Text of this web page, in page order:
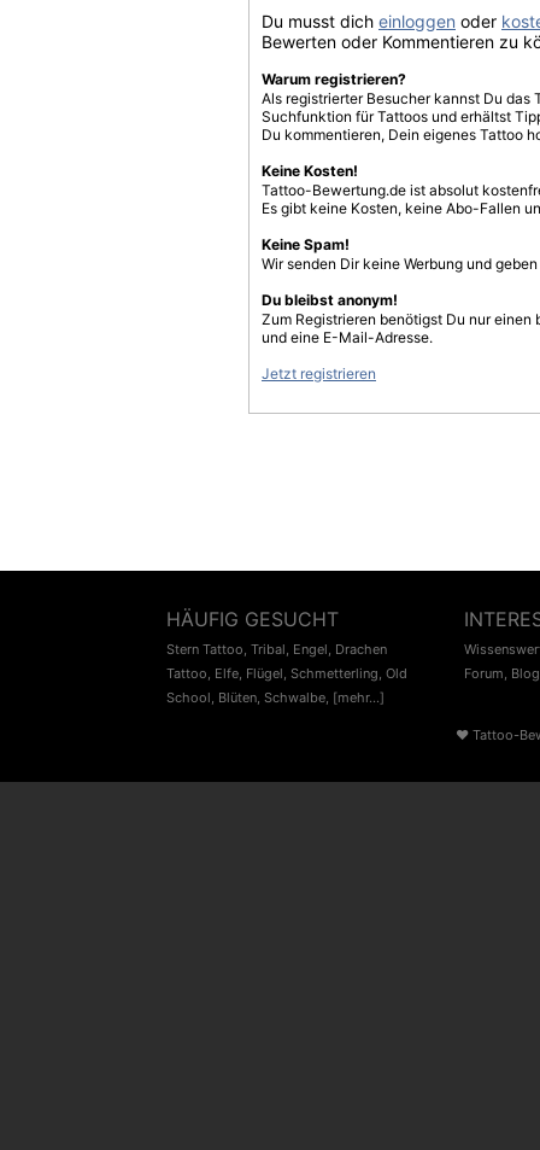
Du musst dich einloggen oder
Bewerten oder Kommentieren zu
Warum registrieren?
Als registrierter Besucher kannst Du
Suchfunktion für Tattoos und erhältst
Du kommentieren, Dein eigenes Tattoo
Keine Kosten!
Tattoo-Bewertung.de ist absolut
Es gibt keine Kosten, keine Abo-Fallen
Keine Spam!
Wir senden Dir keine Werbung und
Du bleibst anonym!
Zum Registrieren benötigst Du nur einen
und eine E-Mail-Adresse.
Jetzt registrieren
HÄUFIG GESUCHT
Stern Tattoo, Tribal, Engel, Drachen
Tattoo, Elfe, Flügel, Schmetterling, Old
School, Blüten, Schwalbe, [mehr...]
Forum, Blog
♥ Tattoo-